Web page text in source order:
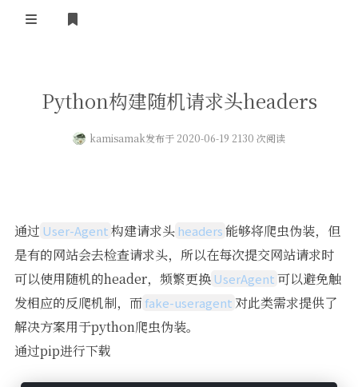
Python构建随机请求头headers
kamisamak发布于 2020-06-19 2130 次阅读
通过 User-Agent构建请求头 headers能够将爬虫伪装，但
是有的网站会去检查请求头，所以在每次提交网站请求时
可以使用随机的header，频繁更换 UserAgent可以避免触
发相应的反爬机制，而fake-useragent 对此类需求提供了
解决方案用于python爬虫伪装。
通过pip进行下载